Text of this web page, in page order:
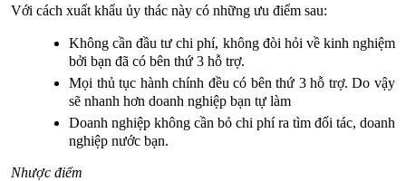
Với cách xuất khẩu ủy thác này có những ưu điểm sau:
Không cần đầu tư chi phí, không đòi hỏi về kinh nghiệm
bởi bạn đã có bên thứ 3 hỗ trợ.
Mọi thủ tục hành chính đều có bên thứ 3 hỗ trợ. Do vậy
sẽ nhanh hơn doanh nghiệp bạn tự làm
Doanh nghiệp không cần bỏ chi phí ra tìm đối tác, doanh
nghiệp nước bạn.
Nhược điểm